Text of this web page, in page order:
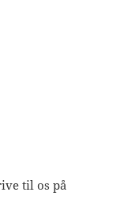
til os på